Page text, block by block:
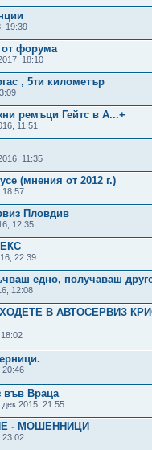
19:39
от форума
18:10
, 5ти километър
ремъци Гейтс в А...+
11:51
11:35
(мнения от 2012 г.)
18:57
Пловдив
12:35
22:39
едно, получаваш
12:08
В АВТОСЕРВИЗ
20:46
във Враца
дек 2015, 21:55
- МОШЕННИЦИ
23:02